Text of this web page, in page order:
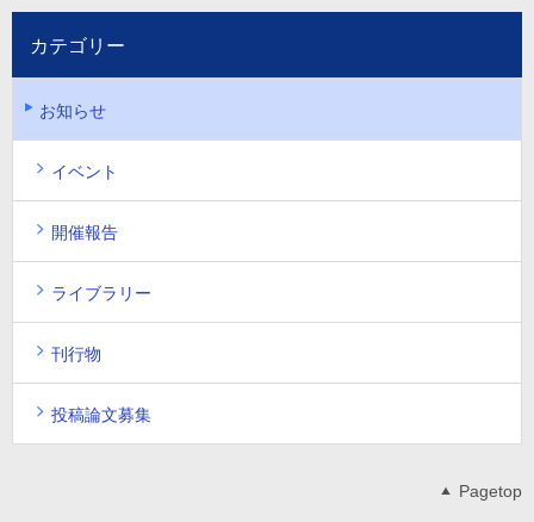
カテゴリー
お知らせ
イベント
開催報告
ライブラリー
刊行物
投稿論文募集
Pagetop